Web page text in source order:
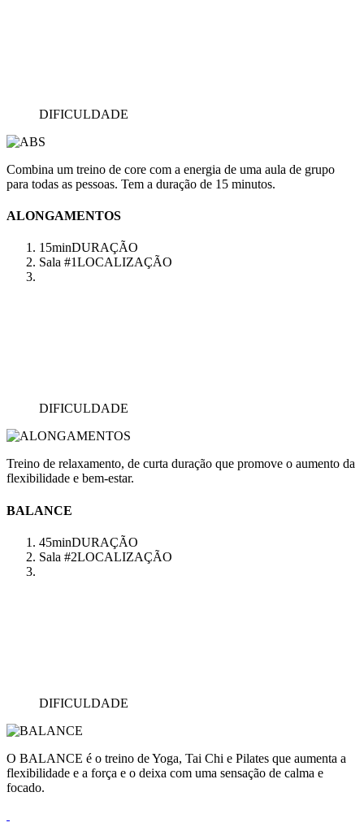
DIFICULDADE
Combina um treino de core com a energia de uma aula de grupo
para todas as pessoas. Tem a duração de 15 minutos.
ALONGAMENTOS
15minDURAÇÃO
Sala #1LOCALIZAÇÃO
DIFICULDADE
Treino de relaxamento, de curta duração que promove o aumento da
flexibilidade e bem-estar.
BALANCE
45minDURAÇÃO
Sala #2LOCALIZAÇÃO
DIFICULDADE
O BALANCE é o treino de Yoga, Tai Chi e Pilates que aumenta a
flexibilidade e a força e o deixa com uma sensação de calma e
focado.